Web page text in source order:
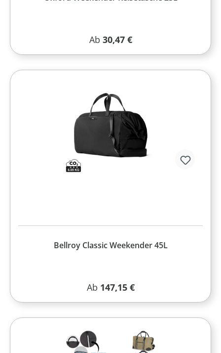
Regulärer Preis:
Ab 30,47 €
Bellroy Classic Weekender 45L
Regulärer Preis:
Ab 147,15 €